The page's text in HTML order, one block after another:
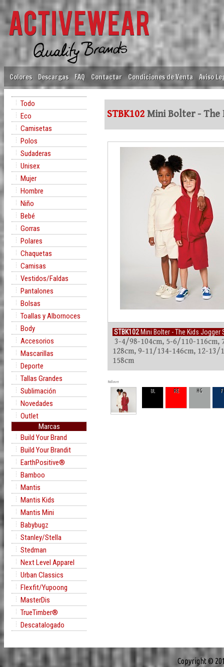
Colores Descargas FAQ Contactar Condiciones de Venta Aviso
Todo
Eco
Camisetas
Polos
Sudaderas
Unisex
Mujer
Hombre
Niño
Bebé
Gorras
Polares
Chaquetas
Camisas
Vestidos/Faldas
Pantalones
Bolsas
Toallas y Albornoces
Body
Accesorios
Mascarillas
Deporte
Tallas Grandes
Sublimación
Novedades
Outlet
Marcas
Build Your Brand
Build Your Brandit
EarthPositive®
Bamboo
Mantis
Mantis Kids
Mantis Mini
Babybugz
Stanley/Stella
Stedman
Next Level Apparel
Urban Classics
Flexfit/Yupoong
MasterDis
TrueTimber®
Descatalogado
STBK102 Mini Bolter - The
STBK102Mini Bolter - The Kids Jogger
3-4/98-104cm, 5-6/110-116cm,
128cm, 9-11/134-146cm, 12-13/
158cm
Rollover
BL RE HG
Copyright ©